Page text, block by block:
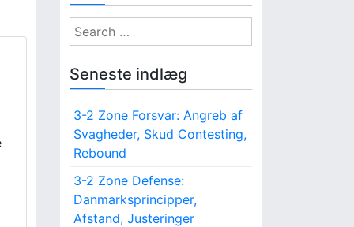
S
e
a
r
h
o
Seneste indlæg
3-2 Zone Forsvar: Angreb af
Svagheder, Skud Contesting,
Rebound
3-2 Zone Defense:
Danmarksprincipper,
Afstand, Justeringer